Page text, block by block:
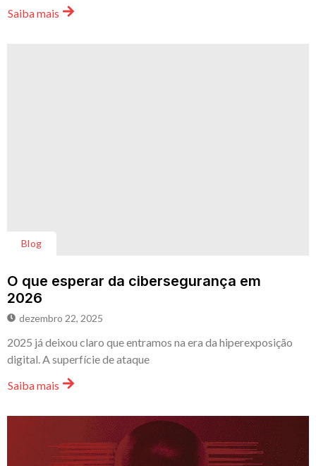
Saiba mais
Blog
O que esperar da cibersegurança em
2026
dezembro 22, 2025
2025 já deixou claro que entramos na era da hiperexposição
digital. A superfície de ataque
Saiba mais